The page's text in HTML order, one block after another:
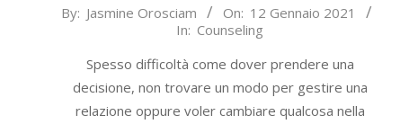
2021-
By: Jasmine Orosciam On: 12 Gennaio 2021
In: Counseling
Spesso difficoltà come dover prendere una
decisione, non trovare un modo per gestire una
relazione oppure voler cambiare qualcosa nella